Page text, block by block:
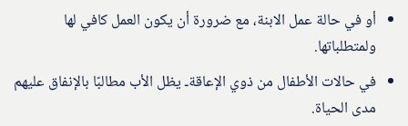
أو في حالة عمل الابنة، مع ضرورة أن يكون العمل كافي لها
ولمتطلباتها.
في حالات الأطفال من ذوي الإعاقةـ يظل الأب مطالبًا بالإنفاق عليهم
مدى الحياة.